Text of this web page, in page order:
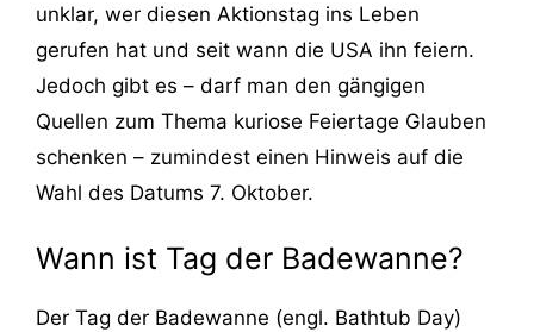
unklar, wer diesen Aktionstag ins Leben
gerufen hat und seit wann die USA ihn feiern.
Jedoch gibt es – darf man den gängigen
Quellen zum Thema kuriose Feiertage Glauben
schenken – zumindest einen Hinweis auf die
Wahl des Datums 7. Oktober.
Wann ist Tag der Badewanne?
Der Tag der Badewanne (engl. Bathtub Day)